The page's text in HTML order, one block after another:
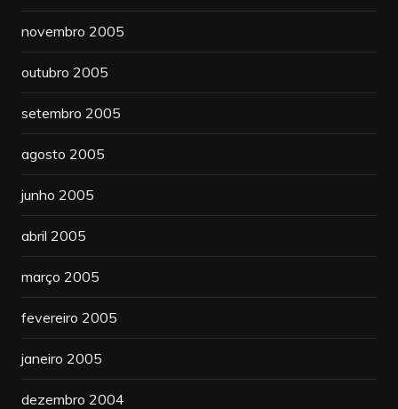
novembro 2005
outubro 2005
setembro 2005
agosto 2005
junho 2005
abril 2005
março 2005
fevereiro 2005
janeiro 2005
dezembro 2004